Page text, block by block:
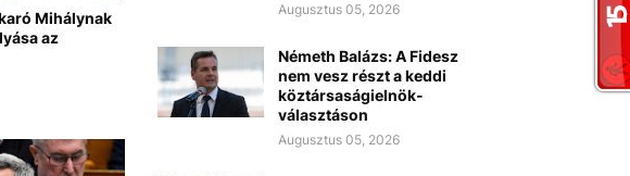
Mihálynak
az
Augusztus 05, 2026
Németh Balázs: A Fidesz
nem vesz részt a keddi
köztársaságielnök-
választáson
Augusztus 05, 2026